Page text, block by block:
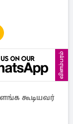
விளம்பரம்
கூடியவர்